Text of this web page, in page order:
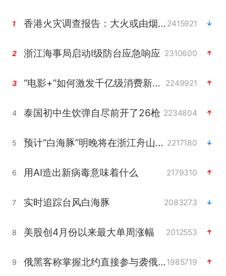
1 香港火灾调查报告：大火或由烟头引起 2415921
2 浙江海事局启动Ⅰ级防台应急响应 2310600
3 “电影+”如何激发千亿级消费新活力？ 2249921
4 泰国初中生饮弹自尽前开了26枪 2234804
5 预计“白海豚”明晚将在浙江舟山到福建福鼎一带沿海登陆 2217180
6 用AI造出新病毒意味着什么 2179310
7 实时追踪台风白海豚 2083273
8 美股创4月份以来最大单周涨幅 2012553
9 俄黑客称掌握北约直接参与袭俄证据1985719